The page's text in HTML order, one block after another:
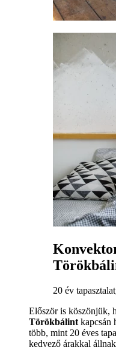
20 év
Először is köszönjük,
Törökbálintkapcsán
több, mint 20 éves
kedvező árakkal